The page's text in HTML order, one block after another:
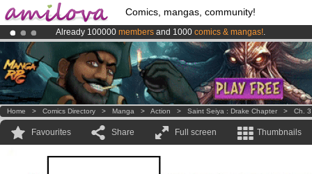
Comics, mangas, community!
Already 100000 members and 1000 comics & mangas!.
Premium membership from3.95 eurosper month !Get membership
AmilovaKickstarter is now LIVE!.
Home > Comics Directory > Manga > Action > Saint Seiya : Drake Chapter > Ch. 3
Favourites Share Full screen Thumbnails